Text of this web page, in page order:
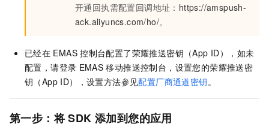
开通回执需配置回调地址： https://amspush-
ack.aliyuncs.com/ho/。
已经在 EMAS 控制台配置了荣耀推送密钥（App ID），如未
配置，请登录 EMAS 移动推送控制台，设置您的荣耀推送密
钥（App ID），设置方法参见配置厂商通道密钥。
第一步：将 SDK 添加到您的应用